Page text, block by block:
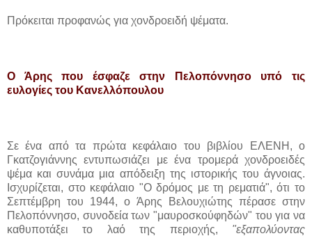
Πρόκειται προφανώς για χονδροειδή ψέματα.
Ο Άρης που έσφαζε στην Πελοπόννησο υπό τις
ευλογίες του Κανελλόπουλου
Σε ένα από τα πρώτα κεφάλαιο του βιβλίου ΕΛΕΝΗ, ο
Γκατζογιάννης εντυπωσιάζει με ένα τρομερά χονδροειδές
ψέμα και συνάμα μια απόδειξη της ιστορικής του άγνοιας.
Ισχυρίζεται, στο κεφάλαιο "Ο δρόμος με τη ρεματιά", ότι το
Σεπτέμβρη του 1944, ο Άρης Βελουχιώτης πέρασε στην
Πελοπόννησο, συνοδεία των "μαυροσκούφηδών" του για να
καθυποτάξει το λαό της περιοχής, "εξαπολύοντας